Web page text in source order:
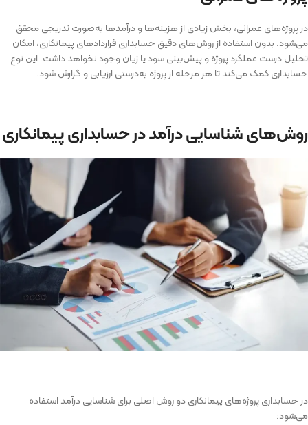
در پروژه‌های عمرانی، بخش زیادی از هزینه‌ها و درآمدها به‌صورت تدریجی محقق
می‌شود. بدون استفاده از روش‌های دقیق حسابداری قرارداد‌های پیمانکاری، امکان
تحلیل درست عملکرد پروژه و پیش‌بینی سود یا زیان وجود نخواهد داشت. این نوع
حسابداری کمک می‌کند تا هر مرحله از پروژه به‌درستی ارزیابی و گزارش شود.
روش‌های شناسایی درآمد در حسابداری پیمانکاری
در حسابداری پروژه‌های پیمانکاری دو روش اصلی برای شناسایی درآمد استفاده
می‌شود: